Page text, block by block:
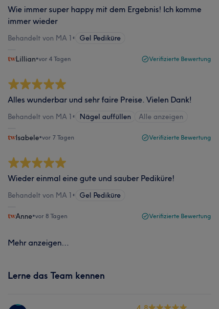
Wie immer super happy mit dem Ergebnis! Ich komme
immer wieder
Behandelt von MA 1 • Gel Pediküre
Lillian•vor 4 Tagen Verifizierte Bewertung
Alles wunderbar und sehr faire Preise. Vielen Dank!
Behandelt von MA 1 • Nägel auffüllen Alle anzeigen
Isabele•vor 7 Tagen Verifizierte Bewertung
Wieder einmal eine gute und sauber Pediküre!
Behandelt von MA 1 • Gel Pediküre
Anne•vor 8 Tagen Verifizierte Bewertung
Mehr anzeigen...
Lerne das Team kennen